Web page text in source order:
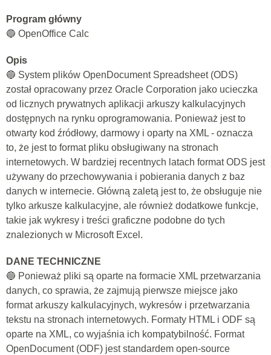
Program główny
🔵 OpenOffice Calc
Opis
🔵 System plików OpenDocument Spreadsheet (ODS)
został opracowany przez Oracle Corporation jako ucieczka
od licznych prywatnych aplikacji arkuszy kalkulacyjnych
dostępnych na rynku oprogramowania. Ponieważ jest to
otwarty kod źródłowy, darmowy i oparty na XML - oznacza
to, że jest to format pliku obsługiwany na stronach
internetowych. W bardziej recentnych latach format ODS jest
używany do przechowywania i pobierania danych z baz
danych w internecie. Główną zaletą jest to, że obsługuje nie
tylko arkusze kalkulacyjne, ale również dodatkowe funkcje,
takie jak wykresy i treści graficzne podobne do tych
znalezionych w Microsoft Excel.
DANE TECHNICZNE
🔵 Ponieważ pliki są oparte na formacie XML przetwarzania
danych, co sprawia, że zajmują pierwsze miejsce jako
format arkuszy kalkulacyjnych, wykresów i przetwarzania
tekstu na stronach internetowych. Formaty HTML i ODF są
oparte na XML, co wyjaśnia ich kompatybilność. Format
OpenDocument (ODF) jest standardem open-source